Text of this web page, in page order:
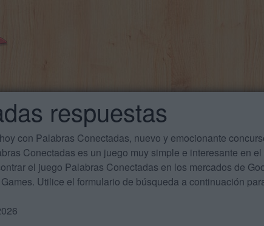
respuestas
con Palabras Conectadas, nuevo y emocionante
Conectadas es un juego muy simple e interesante en
el juego Palabras Conectadas en los mercados de
Utilice el formulario de búsqueda a continuación